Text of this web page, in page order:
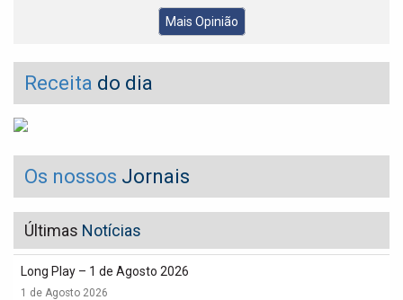
Mais Opinião
Receita do dia
Os nossos Jornais
Últimas Notícias
Long Play – 1 de Agosto 2026
1 de Agosto 2026